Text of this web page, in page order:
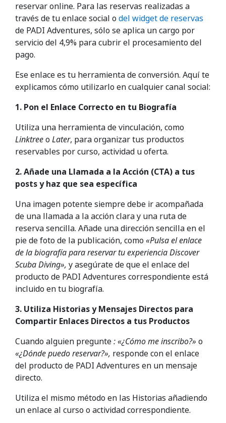
reservar online. Para las reservas realizadas a
través de tu enlace social odel widget de reservas
de PADI Adventures, sólo se aplica un cargo por
servicio del 4,9% para cubrir el procesamiento del
pago.
Ese enlace es tu herramienta de conversión. Aquí te
explicamos cómo utilizarlo en cualquier canal social:
1. Pon el Enlace Correcto en tu Biografía
Utiliza una herramienta de vinculación, como
LinktreeoLater, para organizar tus productos
reservables por curso, actividad u oferta.
2. Añade una Llamada a la Acción (CTA) a tus
posts y haz que sea específica
Una imagen potente siempre debe ir acompañada
de una llamada a la acción clara y una ruta de
reserva sencilla. Añade una dirección sencilla en el
pie de foto de la publicación, como«Pulsa el enlace
de la biografía para reservar tu experiencia Discover
Scuba Diving», y asegúrate de que el enlace del
producto de PADI Adventures correspondiente está
incluido en tu biografía.
3. Utiliza Historias y Mensajes Directos para
Compartir Enlaces Directos a tus Productos
Cuando alguien pregunte: «¿Cómo me inscribo?» o
«¿Dónde puedo reservar?», responde con el enlace
del producto de PADI Adventures en un mensaje
directo.
Utiliza el mismo método en las Historias añadiendo
un enlace al curso o actividad correspondiente.